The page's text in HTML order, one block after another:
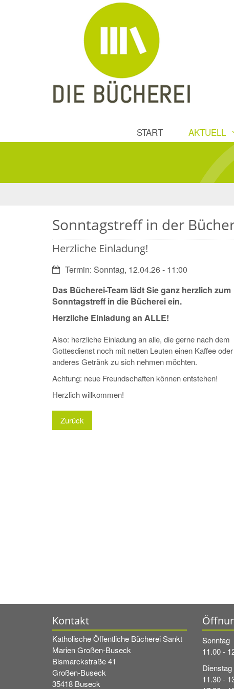
START AKTUELL
Sonntagstreff in der
Herzliche Einladung!
Datum:Termin: Sonntag, 12.04.26 - 11:00
Das Bücherei-Team lädt Sie ganz herzlich zum
Sonntagstreff in die Büchereiein.
Herzliche Einladung an ALLE!
Also: herzliche Einladung an alle, die gerne nach dem
Gottesdienst noch mit netten Leuten einen Kaffee
anderes Getränk zu sich nehmen möchten.
Achtung: neue Freundschaften können entstehen!
Herzlich willkommen!
Zurück
Kontakt
Katholische Öffentliche Bücherei Sankt
Marien Großen-Buseck
Bismarckstraße 41
Großen-Buseck
35418 Buseck
Sonntag
11.00 -
Dienstag
11.30 -